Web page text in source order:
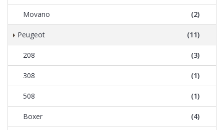
Movano (2)
Peugeot (11)
208 (3)
308 (1)
508 (1)
Boxer (4)